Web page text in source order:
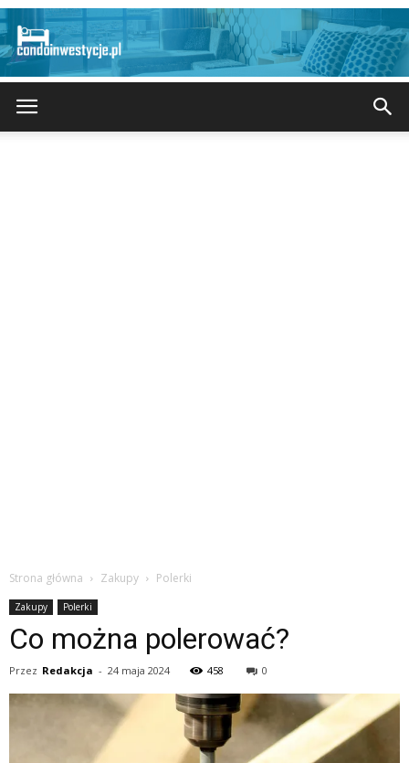
Strona główna Zakupy Polerki
Zakupy Polerki
Co można polerować?
Przez Redakcja - 24 maja 2024 458 0